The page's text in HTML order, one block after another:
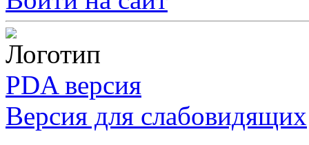
PDA версия
Версия для слабовидящих